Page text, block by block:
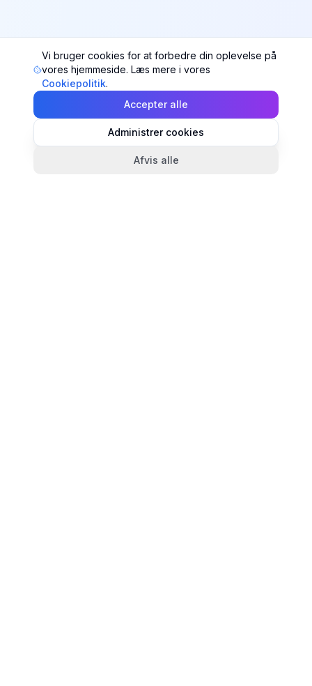
Vi bruger cookies for at forbedre din oplevelse på
vores hjemmeside. Læs mere i vores
Cookiepolitik.
Accepter alle
Administrer cookies
Afvis alle